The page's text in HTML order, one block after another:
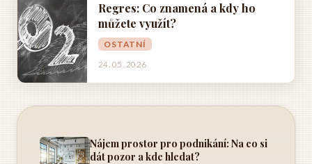
Regres: Co znamená a kdy ho
můžete využít?
OSTATNÍ
24. 05. 2026
Nájem prostor pro podnikání: Na co si
dát pozor a kde hledat?